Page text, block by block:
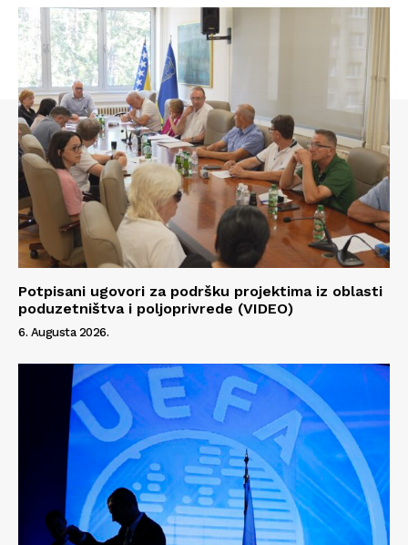
Info
O nama
Kontakt
Impressum
Potpisani ugovori za podršku projektima iz oblasti
poduzetništva i poljoprivrede (VIDEO)
6. Augusta 2026.